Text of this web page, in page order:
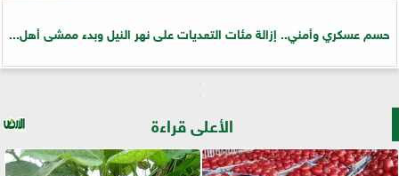
حسم عسكري وأمني.. إزالة مئات التعديات على نهر النيل وبدء ممشى أهل...
الأعلى قراءة